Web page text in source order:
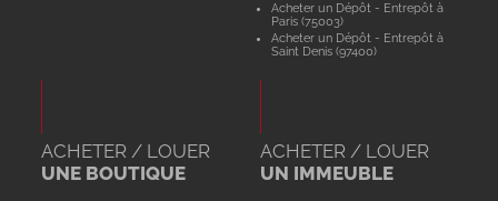
Acheter un Dépôt - Entrepôt à
Paris (75003)
Acheter un Dépôt - Entrepôt à
Saint Denis (97400)
ACHETER / LOUER
UNE BOUTIQUE
ACHETER / LOUER
UN IMMEUBLE